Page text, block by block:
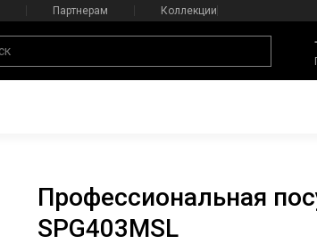
Партнерам Коллекции
Профессиональная
SPG403MSL